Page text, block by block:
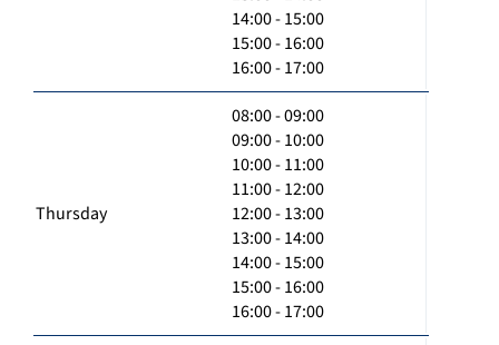
14:00 - 15:00
15:00 - 16:00
16:00 - 17:00
Thursday
08:00 - 09:00
09:00 - 10:00
10:00 - 11:00
11:00 - 12:00
12:00 - 13:00
13:00 - 14:00
14:00 - 15:00
15:00 - 16:00
16:00 - 17:00